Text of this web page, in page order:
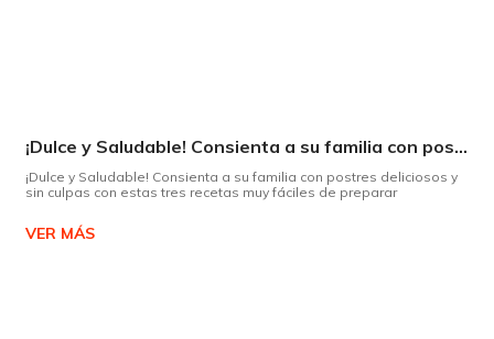
¡Dulce y Saludable! Consienta a su familia con postres deliciosos y sin culpas
¡Dulce y Saludable! Consienta a su familia con postres deliciosos y
sin culpas con estas tres recetas muy fáciles de preparar
VER MÁS